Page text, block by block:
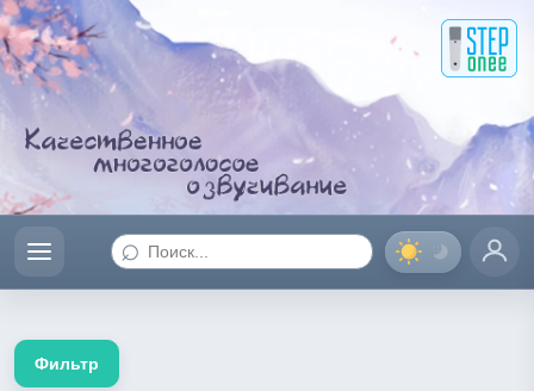
⌕
Фильтр